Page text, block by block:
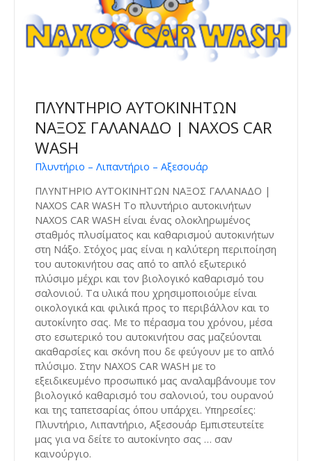
ΠΛΥΝΤΗΡΙΟ ΑΥΤΟΚΙΝΗΤΩΝ
ΝΑΞΟΣ ΓΑΛΑΝΑΔΟ | NAXOS CAR
WASH
Πλυντήριο – Λιπαντήριο – Αξεσουάρ
ΠΛΥΝΤΗΡΙΟ ΑΥΤΟΚΙΝΗΤΩΝ ΝΑΞΟΣ ΓΑΛΑΝΑΔΟ |
NAXOS CAR WASH Το πλυντήριο αυτοκινήτων
NAXOS CAR WASH είναι ένας ολοκληρωμένος
σταθμός πλυσίματος και καθαρισμού αυτοκινήτων
στη Νάξο. Στόχος μας είναι η καλύτερη περιποίηση
του αυτοκινήτου σας από το απλό εξωτερικό
πλύσιμο μέχρι και τον βιολογικό καθαρισμό του
σαλονιού. Τα υλικά που χρησιμοποιούμε είναι
οικολογικά και φιλικά προς το περιβάλλον και το
αυτοκίνητο σας. Με το πέρασμα του χρόνου, μέσα
στο εσωτερικό του αυτοκινήτου σας μαζεύονται
ακαθαρσίες και σκόνη που δε φεύγουν με το απλό
πλύσιμο. Στην NAXOS CAR WASH με το
εξειδικευμένο προσωπικό μας αναλαμβάνουμε τον
βιολογικό καθαρισμό του σαλονιού, του ουρανού
και της ταπετσαρίας όπου υπάρχει. Υπηρεσίες:
Πλυντήριο, Λιπαντήριο, Αξεσουάρ Εμπιστευτείτε
μας για να δείτε το αυτοκίνητο σας … σαν
καινούργιο.